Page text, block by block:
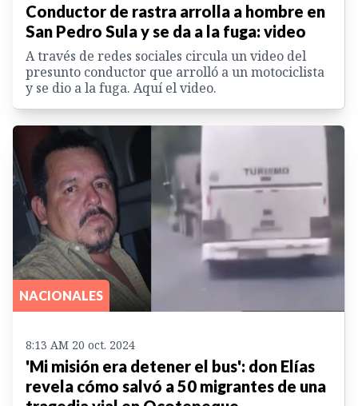
Conductor de rastra arrolla a hombre en
San Pedro Sula y se da a la fuga: video
A través de redes sociales circula un video del
presunto conductor que arrolló a un motociclista
y se dio a la fuga. Aquí el video.
NACIONALES
8:13 AM 20 oct. 2024
'Mi misión era detener el bus': don Elías
revela cómo salvó a 50 migrantes de una